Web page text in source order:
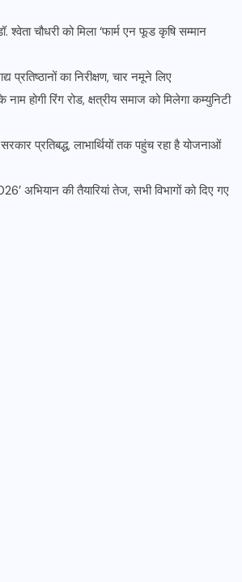
चौधरी को मिला ‘फार्म एन फूड कृषि सम्मान
प्रतिष्ठानों का निरीक्षण, चार नमूने लिए
नाम होगी रिंग रोड, क्षत्रीय समाज को मिलेगा कम्युनिटी
प्रतिबद्ध, लाभार्थियों तक पहुंच रहा है योजनाओं
अभियान की तैयारियां तेज, सभी विभागों को दिए गए